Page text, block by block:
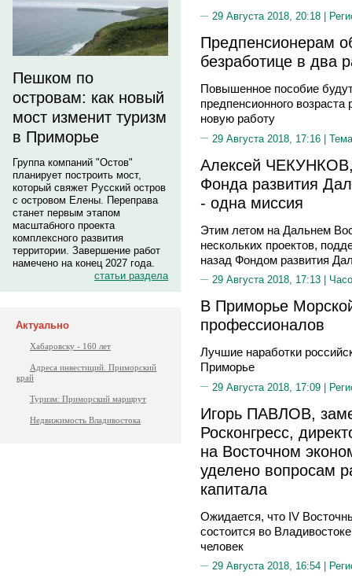
Пешком по
островам: как новый
мост изменит туризм
в Приморье
Группа компаний "Остов"
планирует построить мост,
который свяжет Русский остров
с островом Елены. Переправа
станет первым этапом
масштабного проекта
комплексного развития
территории. Завершение работ
намечено на конец 2027 года.
статьи раздела
Актуально
Хабаровску - 160 лет
Адреса инвестиций. Приморский
край
Туризм: Приморский маршрут
Недвижимость Владивостока
29 Августа 2018, 20:18 |
Предпенсионерам
безработице в два
Повышенное пособие
предпенсионного
новую работу
29 Августа 2018, 17:16 |
Алексей ЧЕКУНКОВ,
Фонда развития
- одна миссия
Этим летом на Дальнем
нескольких проектов,
назад Фондом развития
29 Августа 2018, 17:13 |
В Приморье
профессионалов
Лучшие наработки
Приморье
29 Августа 2018, 17:09 |
Игорь ПАВЛОВ,
Росконгресс,
на Восточном
уделено вопросам
капитала
Ожидается, что IV
состоится во
человек
29 Августа 2018, 16:54 |